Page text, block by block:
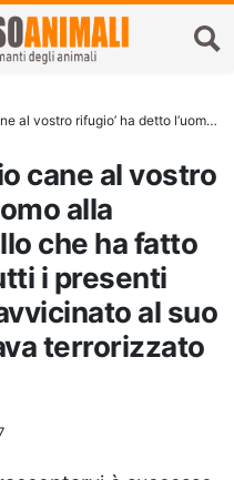
che ha fatto dopo ha lasciato tutti i presenti senza parole. Si è avvicinato al suo cane che lo guardava terrorizzato e…
cane al vostro
alla
che ha fatto
i presenti
al suo
terrorizzato